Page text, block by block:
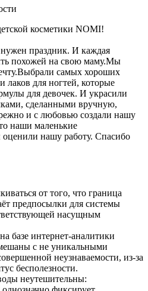
косметики NOMI!
праздник. И каждая
похожей на свою маму.Мы
самых хороших
лаков для ногтей, которые
для девочек. И украсили
сделанными вручную,
и с любовью создали нашу
наши маленькие
нашу работу. Спасибо
от того, что граница
предпосылки для системы
насущным
базе интернет-аналитики
с не уникальными
неузнаваемости, из-за
бесполезности.
неутешительны: